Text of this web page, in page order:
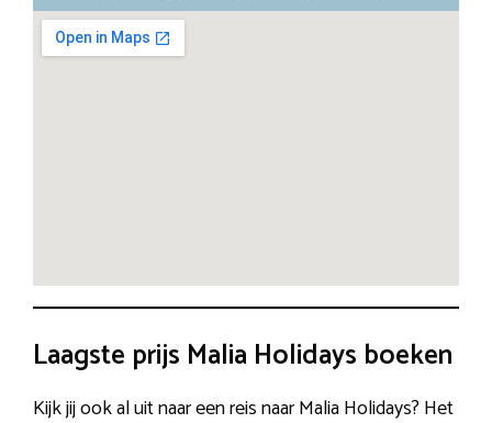
Laagste prijs Malia Holidays boeken
Kijk jij ook al uit naar een reis naar Malia Holidays? Het